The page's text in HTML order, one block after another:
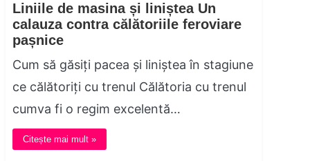
Liniile de masina și liniștea Un
calauza contra călătoriile feroviare
pașnice
Cum să găsiți pacea și liniștea în stagiune
ce călătoriți cu trenul Călătoria cu trenul
cumva fi o regim excelentă…
Citește mai mult »